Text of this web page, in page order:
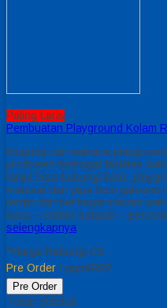
Paling Laris
Pembuatan Playground Kolam
bingung cari wahana
produsen berbagai fasilitas
lanjut bisa hubungi kami.
material dari pipa besi
terdiri dari berbagai macam
lurus – ember tumpah –
selengkapnya
*Harga Hubungi CS
Pre Order / pgnKR02
Pre Order
Tutup Sidebar